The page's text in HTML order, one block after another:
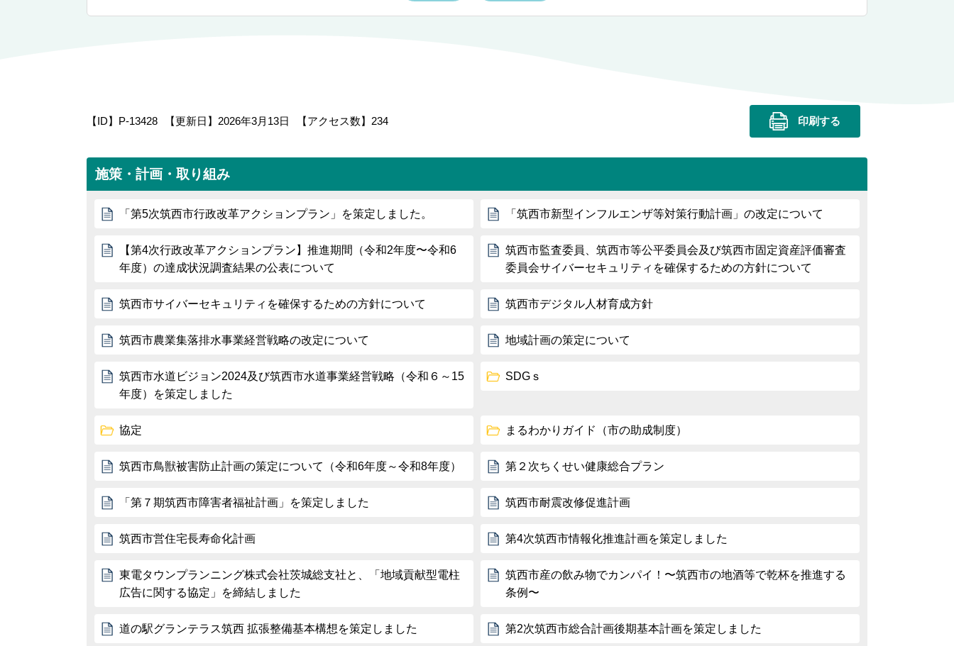
【ID】 P-13428 【更新日】 2026年3月13日 【アクセス数】 234 印刷する
施策・計画・取り組み
「第5次筑西市行政改革アクションプラン」を策定しました。 「筑西市新型インフルエンザ等対策行動計画」の改定について
【第4次行政改革アクションプラン】推進期間（令和2年度〜令和6
年度）の達成状況調査結果の公表について
筑西市監査委員、筑西市等公平委員会及び筑西市固定資産評価審査
委員会サイバーセキュリティを確保するための方針について
筑西市サイバーセキュリティを確保するための方針について 筑西市デジタル人材育成方針
筑西市農業集落排水事業経営戦略の改定について 地域計画の策定について
筑西市水道ビジョン2024及び筑西市水道事業経営戦略（令和６～15
年度）を策定しました
SDGｓ
協定 まるわかりガイド（市の助成制度）
筑西市鳥獣被害防止計画の策定について（令和6年度～令和8年度） 第２次ちくせい健康総合プラン
「第７期筑西市障害者福祉計画」を策定しました 筑西市耐震改修促進計画
筑西市営住宅長寿命化計画 第4次筑西市情報化推進計画を策定しました
東電タウンプランニング株式会社茨城総支社と、「地域貢献型電柱
広告に関する協定」を締結しました
筑西市産の飲み物でカンパイ！〜筑西市の地酒等で乾杯を推進する
条例〜
道の駅グランテラス筑西 拡張整備基本構想を策定しました 第2次筑西市総合計画後期基本計画を策定しました